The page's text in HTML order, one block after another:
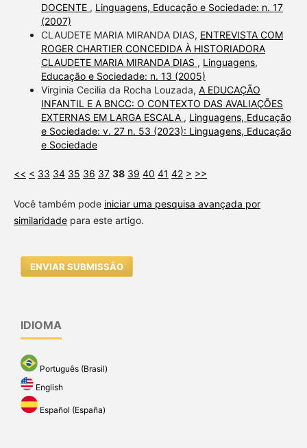
DOCENTE , Linguagens, Educação e Sociedade: n. 17
(2007)
CLAUDETE MARIA MIRANDA DIAS, ENTREVISTA COM
ROGER CHARTIER CONCEDIDA À HISTORIADORA
CLAUDETE MARIA MIRANDA DIAS , Linguagens,
Educação e Sociedade: n. 13 (2005)
Virginia Cecilia da Rocha Louzada, A EDUCAÇÃO
INFANTIL E A BNCC: O CONTEXTO DAS AVALIAÇÕES
EXTERNAS EM LARGA ESCALA , Linguagens, Educação
e Sociedade: v. 27 n. 53 (2023): Linguagens, Educação
e Sociedade
<< < 33 34 35 36 37 38 39 40 41 42 > >>
Você também pode iniciar uma pesquisa avançada por
similaridadepara este artigo.
ENVIAR SUBMISSÃO
IDIOMA
Português (Brasil)
English
Español (España)